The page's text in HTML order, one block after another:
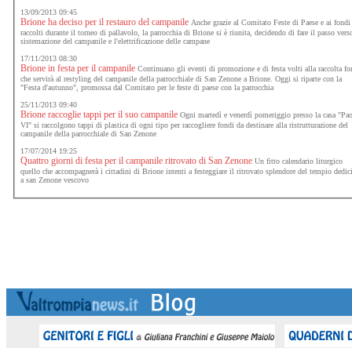
13/09/2013 09:45
Brione ha deciso per il restauro del campanile Anche grazie al Comitato Feste di Paese e ai fondi
raccolti durante il torneo di pallavolo, la parrocchia di Brione si è riunita, decidendo di fare il passo
sistemazione del campanile e l'elettrificazione delle campane
17/11/2013 08:30
Brione in festa per il campanile Continuano gli eventi di promozione e di festa volti alla raccolta
che servirà al restyling del campanile della parrocchiale di San Zenone a Brione. Oggi si riparte con la
"Festa d'autunno", promossa dal Comitato per le feste di paese con la parrocchia
25/11/2013 09:40
Brione raccoglie tappi per il suo campanile Ogni martedì e venerdì pomeriggio presso la casa
VI" si raccolgono tappi di plastica di ogni tipo per raccogliere fondi da destinare alla ristrutturazione del
campanile della parrocchiale di San Zenone
17/07/2014 19:25
Quattro giorni di festa per il campanile ritrovato di San Zenone Un fitto calendario liturgico
quello che accompagnerà i cittadini di Brione intenti a festeggiare il ritrovato splendore del tempio
a san Zenone vescovo